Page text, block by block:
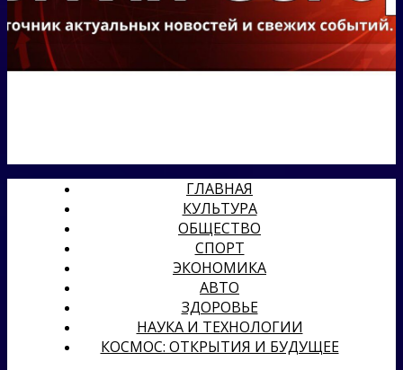
ГЛАВНАЯ
КУЛЬТУРА
ОБЩЕСТВО
СПОРТ
ЭКОНОМИКА
АВТО
ЗДОРОВЬЕ
НАУКА И ТЕХНОЛОГИИ
КОСМОС: ОТКРЫТИЯ И БУДУЩЕЕ